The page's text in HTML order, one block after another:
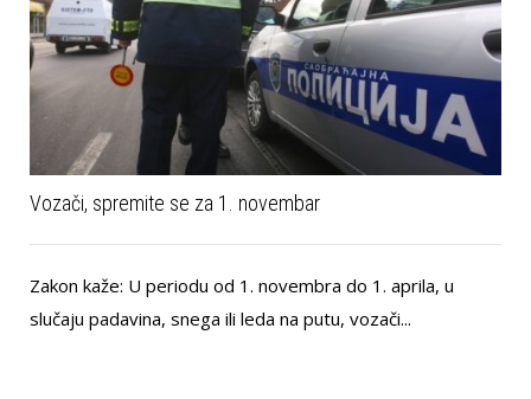
Vozači, spremite se za 1. novembar
Zakon kaže: U periodu od 1. novembra do 1. aprila, u
slučaju padavina, snega ili leda na putu, vozači...